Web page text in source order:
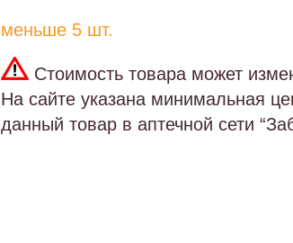
меньше 5 шт.
Стоимость товара может
На сайте указана минимальная
данный товар в аптечной сети